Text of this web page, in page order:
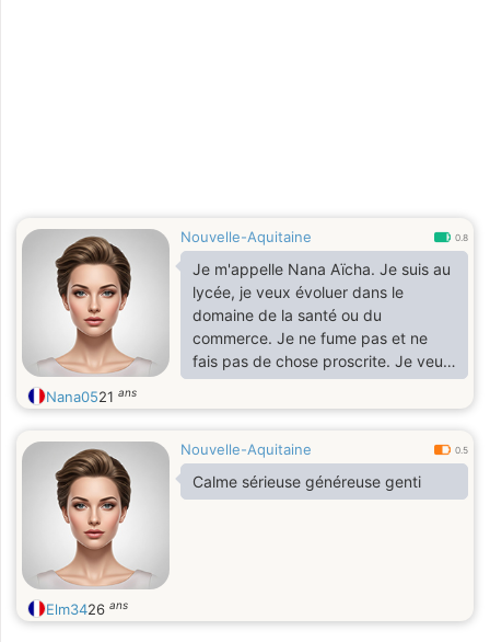
Nouvelle-Aquitaine 0.8
Je m'appelle Nana Aïcha. Je suis au
lycée, je veux évoluer dans le
domaine de la santé ou du
commerce. Je ne fume pas et ne
fais pas de chose proscrite. Je veux
voyager partout sur cette planète.
Je suis une personne positive. Je
l'homme avec qui passer ma vie
dans cette dounia et dans l'au delà.
Nana0521 ans
Nouvelle-Aquitaine 0.5
Calme sérieuse généreuse genti
Elm3426 ans